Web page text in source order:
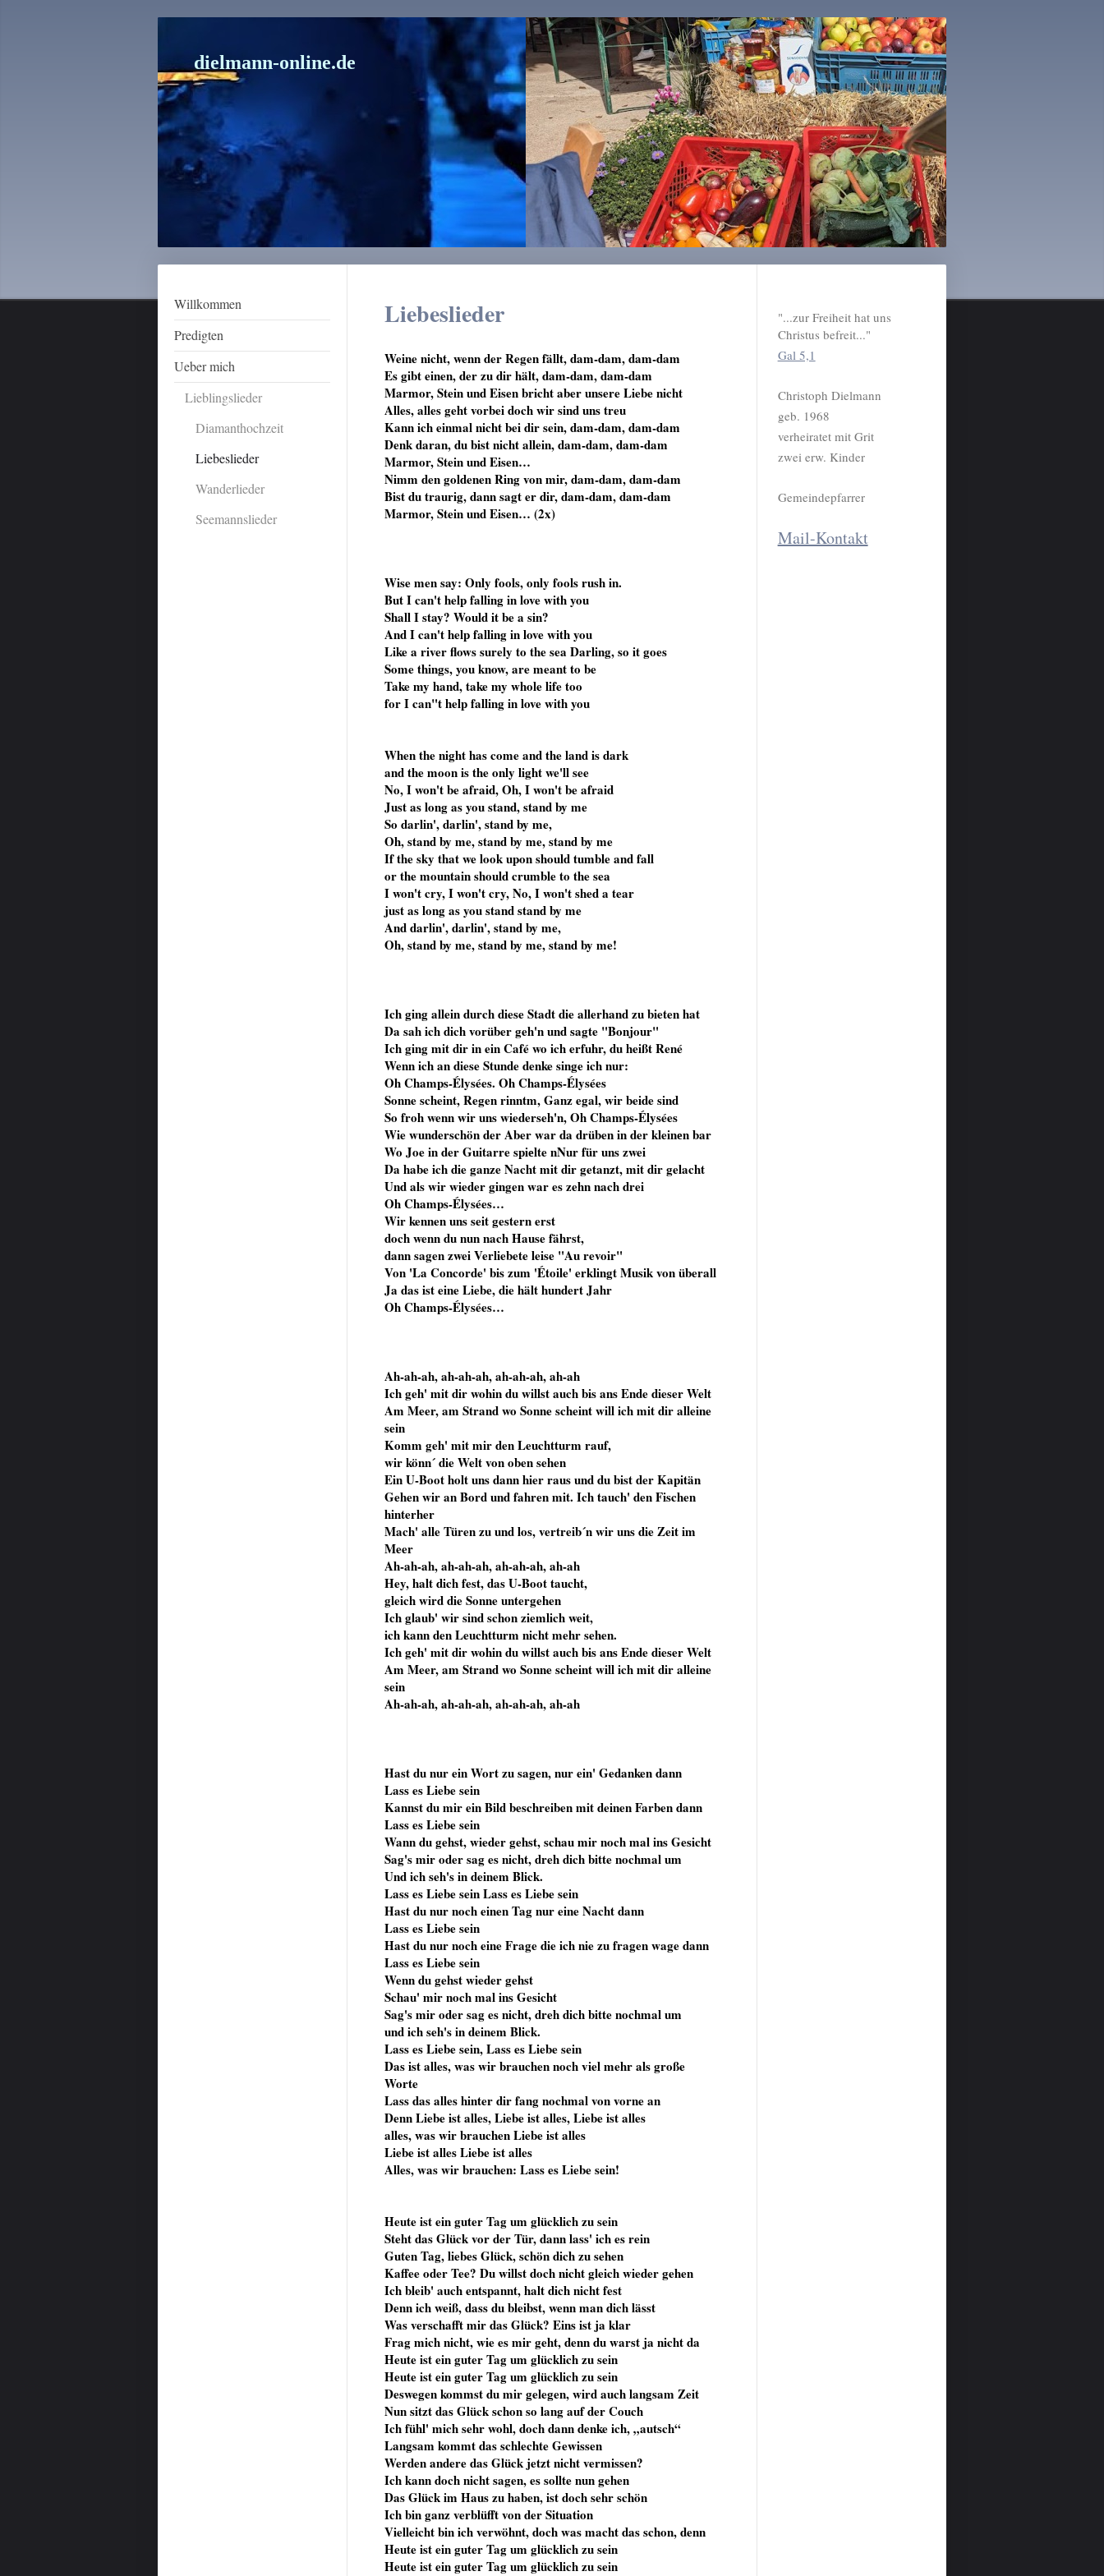
dielmann-online.de
Willkommen
Predigten
Ueber mich
Lieblingslieder
Diamanthochzeit
Liebeslieder
Wanderlieder
Seemannslieder
Liebeslieder
Weine nicht, wenn der Regen fällt, dam-dam, dam-dam
Es gibt einen, der zu dir hält, dam-dam, dam-dam
Marmor, Stein und Eisen bricht aber unsere Liebe nicht
Alles, alles geht vorbei doch wir sind uns treu
Kann ich einmal nicht bei dir sein, dam-dam, dam-dam
Denk daran, du bist nicht allein, dam-dam, dam-dam
Marmor, Stein und Eisen…
Nimm den goldenen Ring von mir, dam-dam, dam-dam
Bist du traurig, dann sagt er dir, dam-dam, dam-dam
Marmor, Stein und Eisen… (2x)
Wise men say: Only fools, only fools rush in.
But I can't help falling in love with you
Shall I stay? Would it be a sin?
And I can't help falling in love with you
Like a river flows surely to the sea Darling, so it goes
Some things, you know, are meant to be
Take my hand, take my whole life too
for I can"t help falling in love with you
When the night has come and the land is dark
and the moon is the only light we'll see
No, I won't be afraid, Oh, I won't be afraid
Just as long as you stand, stand by me
So darlin', darlin', stand by me,
Oh, stand by me, stand by me, stand by me
If the sky that we look upon should tumble and fall
or the mountain should crumble to the sea
I won't cry, I won't cry, No, I won't shed a tear
just as long as you stand stand by me
And darlin', darlin', stand by me,
Oh, stand by me, stand by me, stand by me!
Ich ging allein durch diese Stadt die allerhand zu bieten hat
Da sah ich dich vorüber geh'n und sagte "Bonjour"
Ich ging mit dir in ein Café wo ich erfuhr, du heißt René
Wenn ich an diese Stunde denke singe ich nur:
Oh Champs-Élysées. Oh Champs-Élysées
Sonne scheint, Regen rinntm, Ganz egal, wir beide sind
So froh wenn wir uns wiederseh'n, Oh Champs-Élysées
Wie wunderschön der Aber war da drüben in der kleinеn bar
Wo Joe in der Guitarre spiеlte nNur für uns zwei
Da habe ich die ganze Nacht mit dir getanzt, mit dir gelacht
Und als wir wieder gingen war es zehn nach drei
Oh Champs-Élysées…
Wir kennen uns seit gestern erst
doch wenn du nun nach Hause fährst,
dann sagen zwei Verliebete leise "Au revoir"
Von 'La Concorde' bis zum 'Étoile' erklingt Musik von überall
Ja das ist eine Liebe, die hält hundert Jahr
Oh Champs-Élysées…
Ah-ah-ah, ah-ah-ah, ah-ah-ah, ah-ah
Ich geh' mit dir wohin du willst auch bis ans Ende dieser Welt
Am Meer, am Strand wo Sonne scheint will ich mit dir alleine
sein
Komm geh' mit mir den Leuchtturm rauf,
wir könn´ die Welt von oben sehen
Ein U-Boot holt uns dann hier raus und du bist der Kapitän
Gehen wir an Bord und fahren mit. Ich tauch' den Fischen
hinterher
Mach' alle Türen zu und los, vertreib´n wir uns die Zeit im
Meer
Ah-ah-ah, ah-ah-ah, ah-ah-ah, ah-ah
Hey, halt dich fest, das U-Boot taucht,
gleich wird die Sonne untergehen
Ich glaub' wir sind schon ziemlich weit,
ich kann den Leuchtturm nicht mehr sehen.
Ich geh' mit dir wohin du willst auch bis ans Ende dieser Welt
Am Meer, am Strand wo Sonne scheint will ich mit dir alleine
sein
Ah-ah-ah, ah-ah-ah, ah-ah-ah, ah-ah
Hast du nur ein Wort zu sagen, nur ein' Gedanken dann
Lass es Liebe sein
Kannst du mir ein Bild beschreiben mit deinen Farben dann
Lass es Liebe sein
Wann du gehst, wieder gehst, schau mir noch mal ins Gesicht
Sag's mir oder sag es nicht, dreh dich bitte nochmal um
Und ich seh's in deinem Blick.
Lass es Liebe sein Lass es Liebe sein
Hast du nur noch einen Tag nur eine Nacht dann
Lass es Liebe sein
Hast du nur noch eine Frage die ich nie zu fragen wage dann
Lass es Liebe sein
Wenn du gehst wieder gehst
Schau' mir noch mal ins Gesicht
Sag's mir oder sag es nicht, dreh dich bitte nochmal um
und ich seh's in deinem Blick.
Lass es Liebe sein, Lass es Liebe sein
Das ist alles, was wir brauchen noch viel mehr als große
Worte
Lass das alles hinter dir fang nochmal von vorne an
Denn Liebe ist alles, Liebe ist alles, Liebe ist alles
alles, was wir brauchen Liebe ist alles
Liebe ist alles Liebe ist alles
Alles, was wir brauchen: Lass es Liebe sein!
Heute ist ein guter Tag um glücklich zu sein
Steht das Glück vor der Tür, dann lass' ich es rein
Guten Tag, liebes Glück, schön dich zu sehen
Kaffee oder Tee? Du willst doch nicht gleich wieder gehen
Ich bleib' auch entspannt, halt dich nicht fest
Denn ich weiß, dass du bleibst, wenn man dich lässt
Was verschafft mir das Glück? Eins ist ja klar
Frag mich nicht, wie es mir geht, denn du warst ja nicht da
Heute ist ein guter Tag um glücklich zu sein
Heute ist ein guter Tag um glücklich zu sein
Deswegen kommst du mir gelegen, wird auch langsam Zeit
Nun sitzt das Glück schon so lang auf der Couch
Ich fühl' mich sehr wohl, doch dann denke ich, „autsch“
Langsam kommt das schlechte Gewissen
Werden andere das Glück jetzt nicht vermissen?
Ich kann doch nicht sagen, es sollte nun gehen
Das Glück im Haus zu haben, ist doch sehr schön
Ich bin ganz verblüfft von der Situation
Vielleicht bin ich verwöhnt, doch was macht das schon, denn
Heute ist ein guter Tag um glücklich zu sein
Heute ist ein guter Tag um glücklich zu sein
"...zur Freiheit hat uns
Christus befreit..."
Gal 5,1
Christoph Dielmann
geb. 1968
verheiratet mit Grit
zwei erw. Kinder
Gemeindepfarrer
Mail-Kontakt